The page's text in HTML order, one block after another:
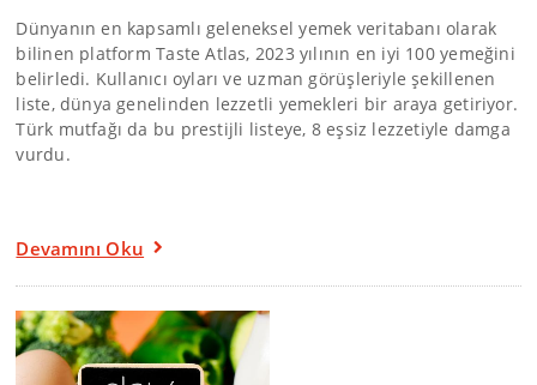
Dünyanın en kapsamlı geleneksel yemek veritabanı olarak
bilinen platform Taste Atlas, 2023 yılının en iyi 100 yemeğini
belirledi. Kullanıcı oyları ve uzman görüşleriyle şekillenen
liste, dünya genelinden lezzetli yemekleri bir araya getiriyor.
Türk mutfağı da bu prestijli listeye, 8 eşsiz lezzetiyle damga
vurdu.
Devamını Oku